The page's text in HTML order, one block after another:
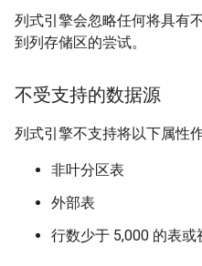
列式引擎会忽略任何将具有
到列存储区的尝试。
不受支持的数据源
列式引擎不支持将以下属性
非叶分区表
外部表
行数少于 5,000 的表或